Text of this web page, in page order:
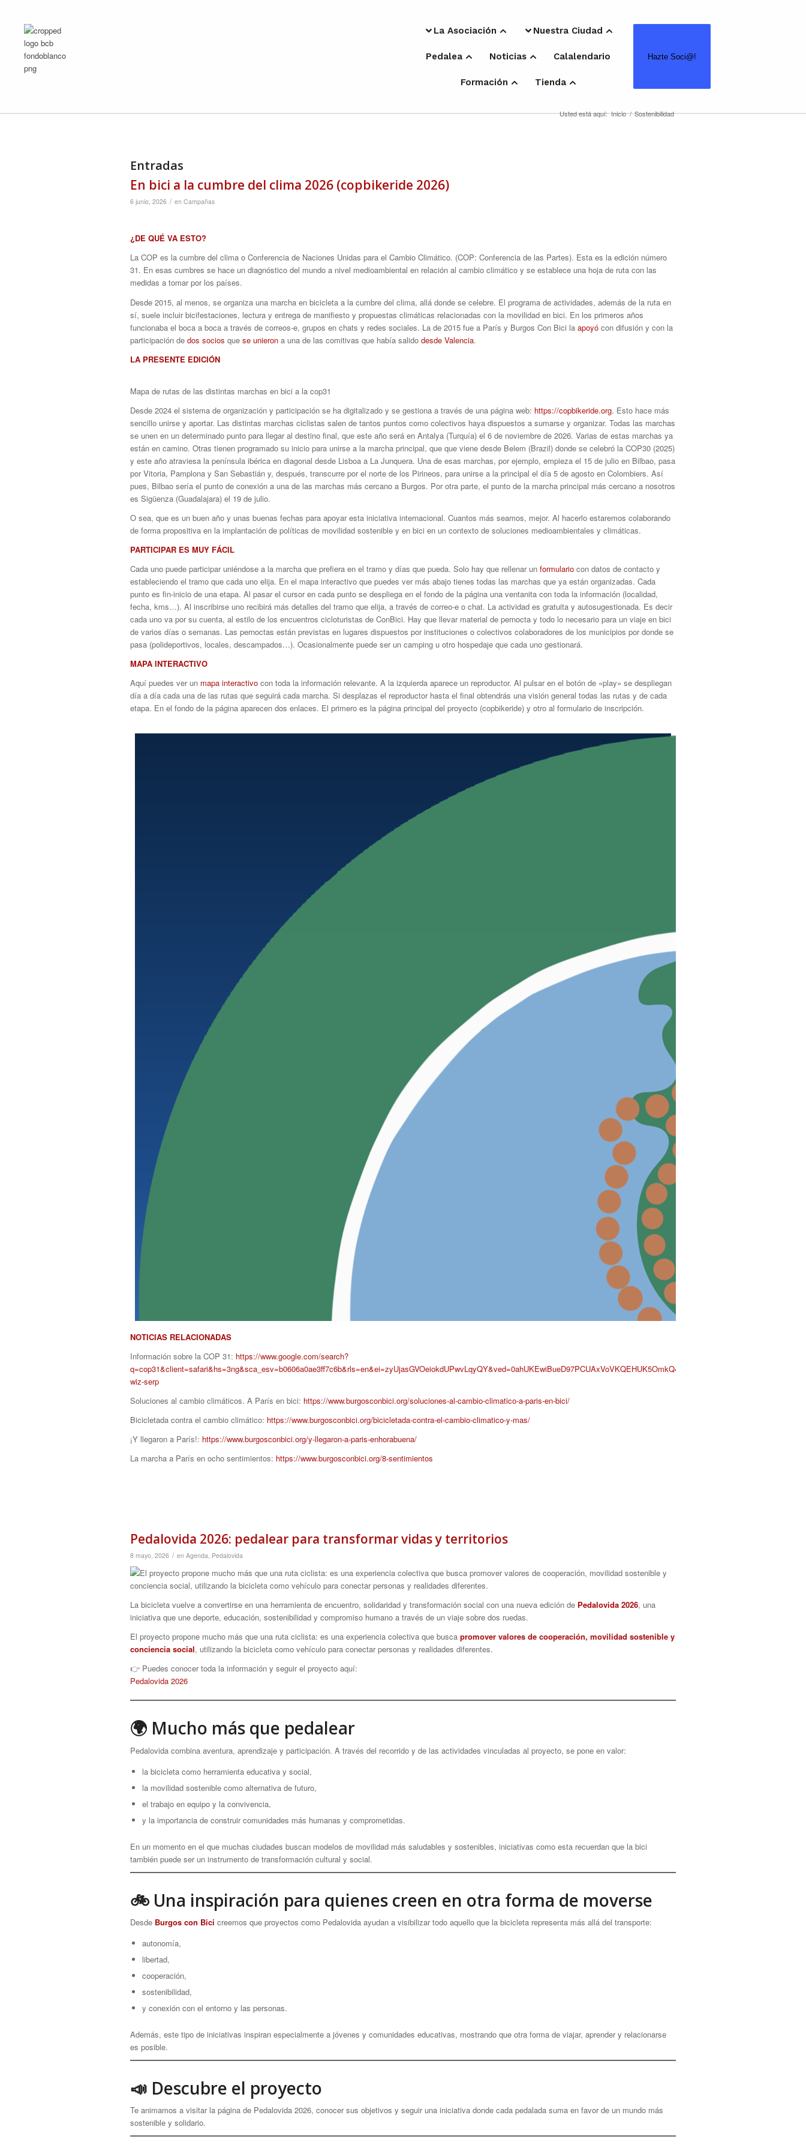
La Asociación Nuestra Ciudad
Pedalea Noticias Calalendario
Formación Tienda
Hazte Soci@!
Usted está aquí: Inicio / Sostenibilidad
Entradas
En bici a la cumbre del clima 2026 (copbikeride 2026)
6 junio, 2026 / en Campañas
¿DE QUÉ VA ESTO?
La COP es la cumbre del clima o Conferencia de Naciones Unidas para el Cambio Climático. (COP: Conferencia de las Partes). Esta es la edición número
31. En esas cumbres se hace un diagnóstico del mundo a nivel medioambiental en relación al cambio climático y se establece una hoja de ruta con las
medidas a tomar por los países.
Desde 2015, al menos, se organiza una marcha en bicicleta a la cumbre del clima, allá donde se celebre. El programa de actividades, además de la ruta en
sí, suele incluir bicifestaciones, lectura y entrega de manifiesto y propuestas climáticas relacionadas con la movilidad en bici. En los primeros años
funcionaba el boca a boca a través de correos-e, grupos en chats y redes sociales. La de 2015 fue a París y Burgos Con Bici la apoyó con difusión y con la
participación de dos socios que se unieron a una de las comitivas que había salido desde Valencia.
LA PRESENTE EDICIÓN
Mapa de rutas de las distintas marchas en bici a la cop31
Desde 2024 el sistema de organización y participación se ha digitalizado y se gestiona a través de una página web: https://copbikeride.org. Esto hace más
sencillo unirse y aportar. Las distintas marchas ciclistas salen de tantos puntos como colectivos haya dispuestos a sumarse y organizar. Todas las marchas
se unen en un determinado punto para llegar al destino final, que este año será en Antalya (Turquía) el 6 de noviembre de 2026. Varias de estas marchas ya
están en camino. Otras tienen programado su inicio para unirse a la marcha principal, que que viene desde Belem (Brazil) donde se celebró la COP30 (2025)
y este año atraviesa la península ibérica en diagonal desde Lisboa a La Junquera. Una de esas marchas, por ejemplo, empieza el 15 de julio en Bilbao, pasa
por Vitoria, Pamplona y San Sebastián y, después, transcurre por el norte de los Pirineos, para unirse a la principal el día 5 de agosto en Colombiers. Así
pues, Bilbao sería el punto de conexión a una de las marchas más cercano a Burgos. Por otra parte, el punto de la marcha principal más cercano a nosotros
es Sigüenza (Guadalajara) el 19 de julio.
O sea, que es un buen año y unas buenas fechas para apoyar esta iniciativa internacional. Cuantos más seamos, mejor. Al hacerlo estaremos colaborando
de forma propositiva en la implantación de políticas de movilidad sostenible y en bici en un contexto de soluciones medioambientales y climáticas.
PARTICIPAR ES MUY FÁCIL
Cada uno puede participar uniéndose a la marcha que prefiera en el tramo y días que pueda. Solo hay que rellenar un formulario con datos de contacto y
estableciendo el tramo que cada uno elija. En el mapa interactivo que puedes ver más abajo tienes todas las marchas que ya están organizadas. Cada
punto es fin-inicio de una etapa. Al pasar el cursor en cada punto se despliega en el fondo de la página una ventanita con toda la información (localidad,
fecha, kms…). Al inscribirse uno recibirá más detalles del tramo que elija, a través de correo-e o chat. La actividad es gratuita y autosugestionada. Es decir
cada uno va por su cuenta, al estilo de los encuentros cicloturistas de ConBici. Hay que llevar material de pernocta y todo lo necesario para un viaje en bici
de varios días o semanas. Las pernoctas están previstas en lugares dispuestos por instituciones o colectivos colaboradores de los municipios por donde se
pasa (polideportivos, locales, descampados…). Ocasionalmente puede ser un camping u otro hospedaje que cada uno gestionará.
MAPA INTERACTIVO
Aquí puedes ver un mapa interactivo con toda la información relevante. A la izquierda aparece un reproductor. Al pulsar en el botón de «play» se despliegan
día a día cada una de las rutas que seguirá cada marcha. Si desplazas el reproductor hasta el final obtendrás una visión general todas las rutas y de cada
etapa. En el fondo de la página aparecen dos enlaces. El primero es la página principal del proyecto (copbikeride) y otro al formulario de inscripción.
NOTICIAS RELACIONADAS
Información sobre la COP 31: https://www.google.com/search?
wiz-serp
Soluciones al cambio climáticos. A París en bici: https://www.burgosconbici.org/soluciones-al-cambio-climatico-a-paris-en-bici/
Bicicletada contra el cambio climático: https://www.burgosconbici.org/bicicletada-contra-el-cambio-climatico-y-mas/
¡Y llegaron a París!: https://www.burgosconbici.org/y-llegaron-a-paris-enhorabuena/
La marcha a París en ocho sentimientos: https://www.burgosconbici.org/8-sentimientos
Pedalovida 2026: pedalear para transformar vidas y territorios
8 mayo, 2026 / en Agenda, Pedalovida
La bicicleta vuelve a convertirse en una herramienta de encuentro, solidaridad y transformación social con una nueva edición de Pedalovida 2026, una
iniciativa que une deporte, educación, sostenibilidad y compromiso humano a través de un viaje sobre dos ruedas.
El proyecto propone mucho más que una ruta ciclista: es una experiencia colectiva que busca promover valores de cooperación, movilidad sostenible y
conciencia social, utilizando la bicicleta como vehículo para conectar personas y realidades diferentes.
👉 Puedes conocer toda la información y seguir el proyecto aquí:
Pedalovida 2026
🌍 Mucho más que pedalear
Pedalovida combina aventura, aprendizaje y participación. A través del recorrido y de las actividades vinculadas al proyecto, se pone en valor:
la bicicleta como herramienta educativa y social,
la movilidad sostenible como alternativa de futuro,
el trabajo en equipo y la convivencia,
y la importancia de construir comunidades más humanas y comprometidas.
En un momento en el que muchas ciudades buscan modelos de movilidad más saludables y sostenibles, iniciativas como esta recuerdan que la bici
también puede ser un instrumento de transformación cultural y social.
🚲 Una inspiración para quienes creen en otra forma de moverse
Desde Burgos con Bici creemos que proyectos como Pedalovida ayudan a visibilizar todo aquello que la bicicleta representa más allá del transporte:
autonomía,
libertad,
cooperación,
sostenibilidad,
y conexión con el entorno y las personas.
Además, este tipo de iniciativas inspiran especialmente a jóvenes y comunidades educativas, mostrando que otra forma de viajar, aprender y relacionarse
es posible.
📣 Descubre el proyecto
Te animamos a visitar la página de Pedalovida 2026, conocer sus objetivos y seguir una iniciativa donde cada pedalada suma en favor de un mundo más
sostenible y solidario.